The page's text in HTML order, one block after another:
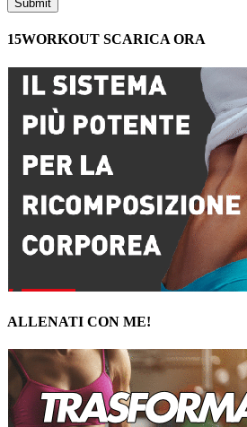
15WORKOUT SCARICA ORA
ALLENATI CON ME!